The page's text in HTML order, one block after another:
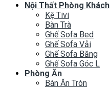
Nội Thất Phòng Khách
Kệ Tivi
Bàn Trà
Ghế Sofa Bed
Ghế Sofa Vải
Ghế Sofa Băng
Ghế Sofa Góc L
Phòng Ăn
Bàn Ăn Tròn